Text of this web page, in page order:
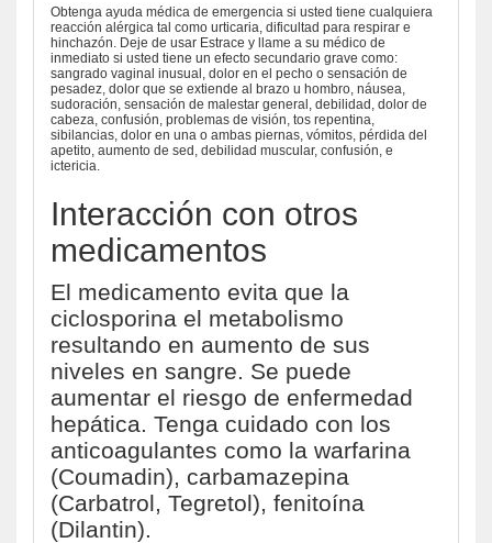
Obtenga ayuda médica de emergencia si usted tiene cualquiera
reacción alérgica tal como urticaria, dificultad para respirar e
hinchazón. Deje de usar Estrace y llame a su médico de
inmediato si usted tiene un efecto secundario grave como:
sangrado vaginal inusual, dolor en el pecho o sensación de
pesadez, dolor que se extiende al brazo u hombro, náusea,
sudoración, sensación de malestar general, debilidad, dolor de
cabeza, confusión, problemas de visión, tos repentina,
sibilancias, dolor en una o ambas piernas, vómitos, pérdida del
apetito, aumento de sed, debilidad muscular, confusión, e
ictericia.
Interacción con otros
medicamentos
El medicamento evita que la
ciclosporina el metabolismo
resultando en aumento de sus
niveles en sangre. Se puede
aumentar el riesgo de enfermedad
hepática. Tenga cuidado con los
anticoagulantes como la warfarina
(Coumadin), carbamazepina
(Carbatrol, Tegretol), fenitoína
(Dilantin).